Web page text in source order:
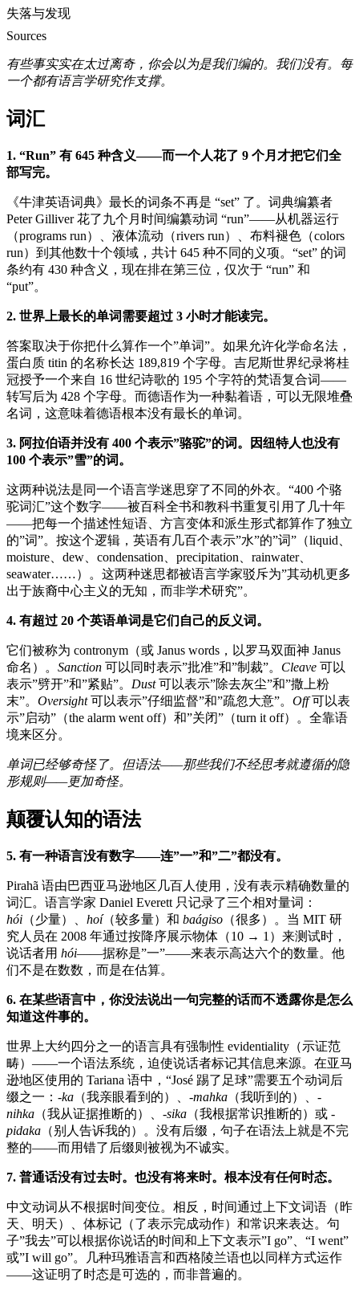
失落与发现
Sources
有些事实实在太过离奇，你会以为是我们编的。我们没有。每
一个都有语言学研究作支撑。
词汇
1. “Run” 有 645 种含义——而一个人花了 9 个月才把它们全
部写完。
《牛津英语词典》最长的词条不再是 “set” 了。词典编纂者
Peter Gilliver 花了九个月时间编纂动词 “run”——从机器运行
（programs run）、液体流动（rivers run）、布料褪色（colors
run）到其他数十个领域，共计 645 种不同的义项。“set” 的词
条约有 430 种含义，现在排在第三位，仅次于 “run” 和
“put”。
2. 世界上最长的单词需要超过 3 小时才能读完。
答案取决于你把什么算作一个”单词”。如果允许化学命名法，
蛋白质 titin 的名称长达 189,819 个字母。吉尼斯世界纪录将桂
冠授予一个来自 16 世纪诗歌的 195 个字符的梵语复合词——
转写后为 428 个字母。而德语作为一种黏着语，可以无限堆叠
名词，这意味着德语根本没有最长的单词。
3. 阿拉伯语并没有 400 个表示”骆驼”的词。因纽特人也没有
100 个表示”雪”的词。
这两种说法是同一个语言学迷思穿了不同的外衣。“400 个骆
驼词汇”这个数字——被百科全书和教科书重复引用了几十年
——把每一个描述性短语、方言变体和派生形式都算作了独立
的”词”。按这个逻辑，英语有几百个表示”水”的”词”（liquid、
moisture、dew、condensation、precipitation、rainwater、
seawater……）。这两种迷思都被语言学家驳斥为”其动机更多
出于族裔中心主义的无知，而非学术研究”。
4. 有超过 20 个英语单词是它们自己的反义词。
它们被称为 contronym（或 Janus words，以罗马双面神 Janus
命名）。 Sanction 可以同时表示”批准”和”制裁”。 Cleave 可以
表示”劈开”和”紧贴”。 Dust可以表示”除去灰尘”和”撒上粉
末”。 Oversight可以表示”仔细监督”和”疏忽大意”。 Off可以表
示”启动”（the alarm went off）和”关闭”（turn it off）。全靠语
境来区分。
单词已经够奇怪了。但语法——那些我们不经思考就遵循的隐
形规则——更加奇怪。
颠覆认知的语法
5. 有一种语言没有数字——连”一”和”二”都没有。
Pirahã 语由巴西亚马逊地区几百人使用，没有表示精确数量的
词汇。语言学家 Daniel Everett 只记录了三个相对量词：
hói （少量）、 hoí（较多量）和 baágiso （很多）。当 MIT 研
究人员在 2008 年通过按降序展示物体（10 → 1）来测试时，
说话者用 hói——据称是”一”——来表示高达六个的数量。他
们不是在数数，而是在估算。
6. 在某些语言中，你没法说出一句完整的话而不透露你是怎么
知道这件事的。
世界上大约四分之一的语言具有强制性 evidentiality（示证范
畴）——一个语法系统，迫使说话者标记其信息来源。在亚马
逊地区使用的 Tariana 语中，“José 踢了足球”需要五个动词后
缀之一： -ka （我亲眼看到的）、 -mahka （我听到的）、 -
nihka （我从证据推断的）、 -sika （我根据常识推断的）或 -
pidaka （别人告诉我的）。没有后缀，句子在语法上就是不完
整的——而用错了后缀则被视为不诚实。
7. 普通话没有过去时。也没有将来时。根本没有任何时态。
中文动词从不根据时间变位。相反，时间通过上下文词语（昨
天、明天）、体标记（了表示完成动作）和常识来表达。句
子”我去”可以根据你说话的时间和上下文表示”I go”、“I went”
或”I will go”。几种玛雅语言和西格陵兰语也以同样方式运作
——这证明了时态是可选的，而非普遍的。